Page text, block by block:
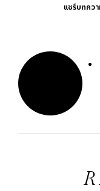
แชร์บทควา